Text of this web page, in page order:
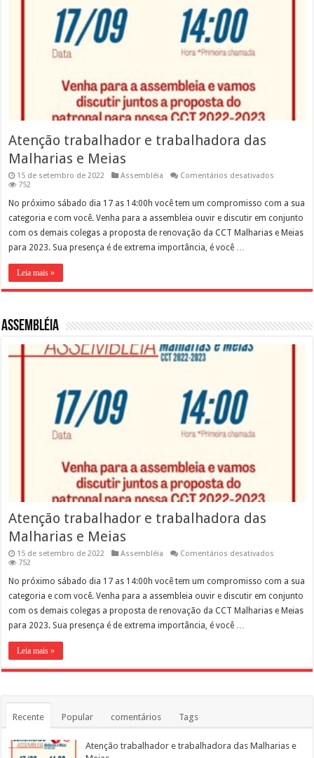
Atenção trabalhador e trabalhadora das
Malharias e Meias
15 de setembro de 2022 Assembléia Comentários desativados
e
das
Malharias
e
752
No próximo sábado dia 17 as 14:00h você tem um compromisso com a sua
categoria e com você. Venha para a assembleia ouvir e discutir em conjunto
com os demais colegas a proposta de renovação da CCT Malharias e Meias
para 2023. Sua presença é de extrema importância, é você …
Leia mais »
Assembléia
Atenção trabalhador e trabalhadora das
Malharias e Meias
15 de setembro de 2022 Assembléia Comentários desativados
e
das
Malharias
752
No próximo sábado dia 17 as 14:00h você tem um compromisso com a sua
categoria e com você. Venha para a assembleia ouvir e discutir em conjunto
com os demais colegas a proposta de renovação da CCT Malharias e Meias
para 2023. Sua presença é de extrema importância, é você …
Leia mais »
Recente Popular comentários Tags
Atenção trabalhador e trabalhadora das Malharias e